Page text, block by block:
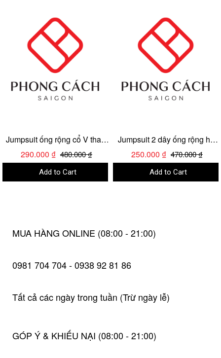
Jumpsuit ống rộng cổ V thanh
lịch
290.000 ₫ 480.000 ₫
Add to Cart
Jumpsuit 2 dây ống rộng họa
tiết xinh xắn
250.000 ₫ 470.000 ₫
Add to Cart
MUA HÀNG ONLINE (08:00 - 21:00)
0981 704 704 - 0938 92 81 86
Tất cả các ngày trong tuần (Trừ ngày lễ)
GÓP Ý & KHIẾU NẠI (08:00 - 21:00)